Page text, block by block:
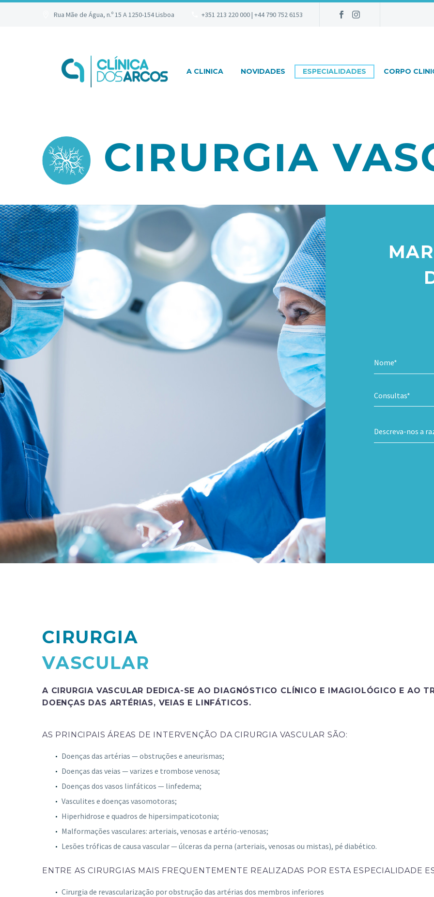
Rua Mãe de Água, n.º 15 A 1250-154 Lisboa +351 213 220 000 | +44 790 752 6153
A CLINICA NOVIDADES ESPECIALIDADES CORPO
CIRURGIA
Consultas*
CIRURGIA
VASCULAR
A CIRURGIA VASCULAR DEDICA-SE AO DIAGNÓSTICO CLÍNICO E IMAGIOLÓGICO E AO
DOENÇAS DAS ARTÉRIAS, VEIAS E LINFÁTICOS.
AS PRINCIPAIS ÁREAS DE INTERVENÇÃO DA CIRURGIA VASCULAR SÃO:
Doenças das artérias — obstruções e aneurismas;
Doenças das veias — varizes e trombose venosa;
Doenças dos vasos linfáticos — linfedema;
Vasculites e doenças vasomotoras;
Hiperhidrose e quadros de hipersimpaticotonia;
Malformações vasculares: arteriais, venosas e artério-venosas;
Lesões tróficas de causa vascular — úlceras da perna (arteriais, venosas ou mistas), pé diabético.
ENTRE AS CIRURGIAS MAIS FREQUENTEMENTE REALIZADAS POR ESTA ESPECIALIDADE
Cirurgia de revascularização por obstrução das artérias dos membros inferiores